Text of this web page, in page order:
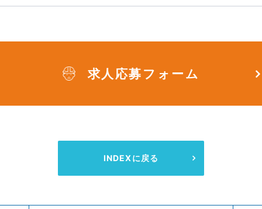
求人応募フォーム
INDEXに戻る